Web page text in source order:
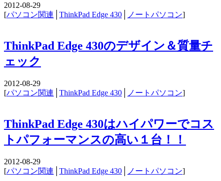
2012-08-29
[パソコン関連 ThinkPad Edge 430 ノートパソコン]
ThinkPad Edge 430のデザイン＆質量チ
ェック
2012-08-29
[パソコン関連 ThinkPad Edge 430 ノートパソコン]
ThinkPad Edge 430はハイパワーでコス
トパフォーマンスの高い１台！！
2012-08-29
[パソコン関連 ThinkPad Edge 430 ノートパソコン]